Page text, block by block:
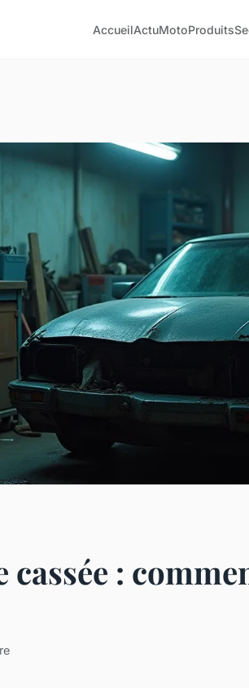
AccueilActuMotoProduits
cassée :